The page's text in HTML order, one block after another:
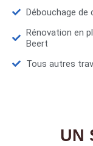
Débouchage de
Rénovation en
Beert
Tous autres
UN